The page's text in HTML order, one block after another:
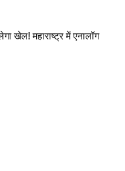
खेल! महाराष्ट्र में एनालॉग